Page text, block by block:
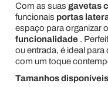
Com as suas gavetas
funcionais portas
espaço para organizar
funcionalidade.
ou entrada, é ideal para
com um toque
Tamanhos